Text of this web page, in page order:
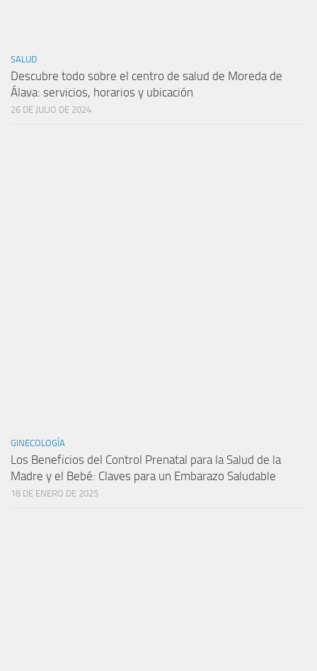
SALUD
Descubre todo sobre el centro de salud de Moreda de
Álava: servicios, horarios y ubicación
26 DE JULIO DE 2024
GINECOLOGÍA
Los Beneficios del Control Prenatal para la Salud de la
Madre y el Bebé: Claves para un Embarazo Saludable
18 DE ENERO DE 2025